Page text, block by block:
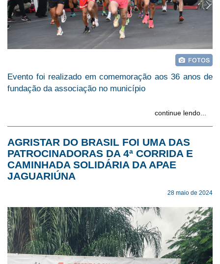
Evento foi realizado em comemoração aos 36 anos de
fundação da associação no município
continue lendo...
AGRISTAR DO BRASIL FOI UMA DAS
PATROCINADORAS DA 4ª CORRIDA E
CAMINHADA SOLIDÁRIA DA APAE
JAGUARIÚNA
28 maio de 2024